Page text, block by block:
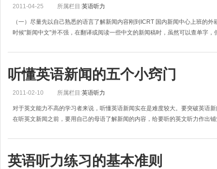
2011-04-25 所属栏目:英语听力
（一）尽量先以自己熟悉的语言了解新闻内容刚到ICRT 国内新闻中心上班的
时候"新闻中文"并不强，在翻译或阅读一些中文的新闻稿时，虽然可以查单字，
听懂英语新闻的五个小窍门
2011-02-10 所属栏目:英语听力
对于英文能力不高的学习者来说，听懂英语新闻实在是难度较大。要突破英语
在听英文新闻之前，要用自己的母语了解新闻的内容，给要听的英文听力作出
英语听力练习的基本准则